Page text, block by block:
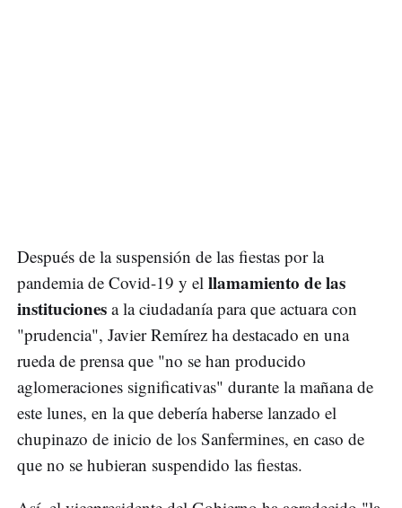
Después de la suspensión de las fiestas por la
pandemia de Covid-19 y el llamamiento de las
instituciones a la ciudadanía para que actuara con
"prudencia", Javier Remírez ha destacado en una
rueda de prensa que "no se han producido
aglomeraciones significativas" durante la mañana de
este lunes, en la que debería haberse lanzado el
chupinazo de inicio de los Sanfermines, en caso de
que no se hubieran suspendido las fiestas.